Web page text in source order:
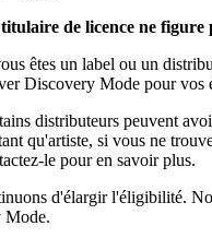
de licence ne figure
êtes un label ou un
Discovery Mode pour vos
distributeurs peuvent
qu'artiste, si vous ne
le pour en savoir plus.
d'élargir l'éligibilité.
Mode.